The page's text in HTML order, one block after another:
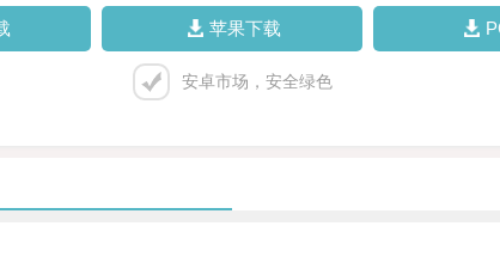
苹果下载
安卓市场，安全绿色